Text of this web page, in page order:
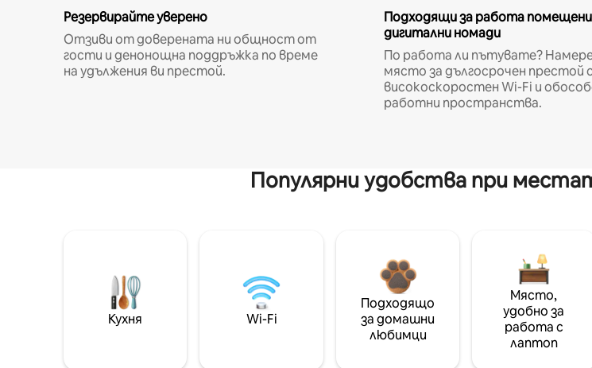
Резервирайте уверено
Отзиви от доверената ни общност от
гости и денонощна поддръжка по време
на удължения ви престой.
Подходящи за работа
дигитални номади
По работа ли пътувате?
място за дългосрочен престой с
високоскоростен Wi-Fi и
работни пространства.
Популярни удобства при
Кухня Wi-Fi
Подходящо
за домашни
любимци
Място,
удобно за
работа с
лаптоп